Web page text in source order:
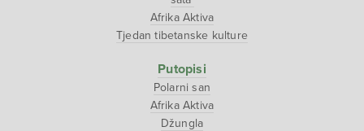
Afrika Aktiva
Tjedan tibetanske kulture
Putopisi
Polarni san
Afrika Aktiva
Džungla